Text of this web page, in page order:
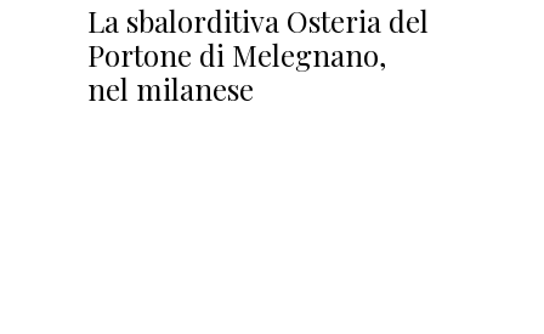
La sbalorditiva Osteria del
Portone di Melegnano,
nel milanese